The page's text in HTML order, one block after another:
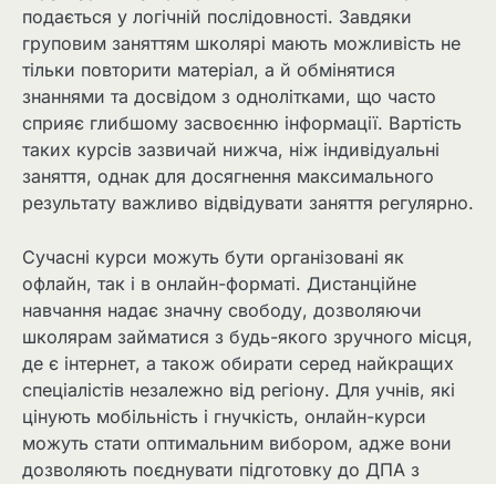
подається у логічній послідовності. Завдяки
груповим заняттям школярі мають можливість не
тільки повторити матеріал, а й обмінятися
знаннями та досвідом з однолітками, що часто
сприяє глибшому засвоєнню інформації. Вартість
таких курсів зазвичай нижча, ніж індивідуальні
заняття, однак для досягнення максимального
результату важливо відвідувати заняття регулярно.
Сучасні курси можуть бути організовані як
офлайн, так і в онлайн-форматі. Дистанційне
навчання надає значну свободу, дозволяючи
школярам займатися з будь-якого зручного місця,
де є інтернет, а також обирати серед найкращих
спеціалістів незалежно від регіону. Для учнів, які
цінують мобільність і гнучкість, онлайн-курси
можуть стати оптимальним вибором, адже вони
дозволяють поєднувати підготовку до ДПА з